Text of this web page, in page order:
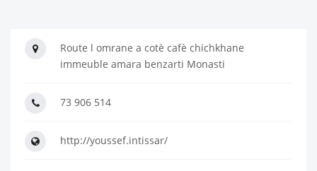
Route l omrane a cotè cafè chichkhane
immeuble amara benzarti Monasti
73 906 514
http://youssef.intissar/